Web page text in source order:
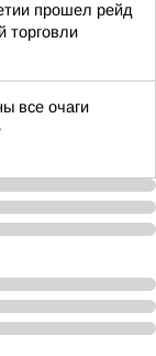
прошел рейд
торговли
все очаги